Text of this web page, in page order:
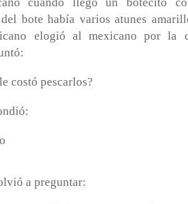
cuando llegó un botecito
bote había varios atunes
elogió al mexicano por la
costó pescarlos?
a preguntar: